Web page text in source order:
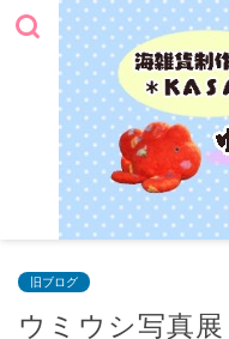
旧ブログ
ウミウシ写真展